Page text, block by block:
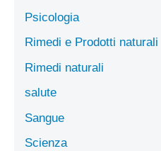
Psicologia
Rimedi e Prodotti naturali
Rimedi naturali
salute
Sangue
Scienza